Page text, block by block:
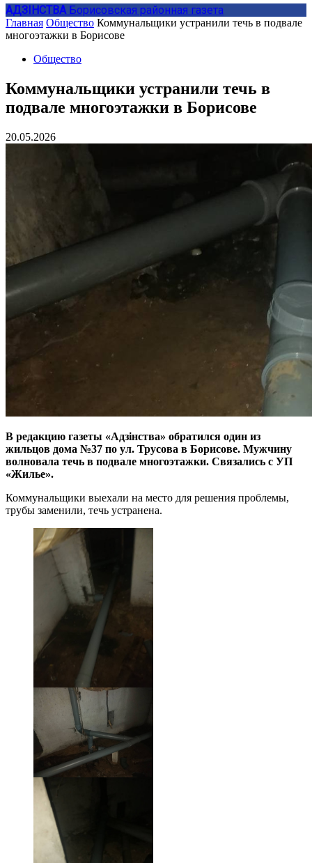
АДЗIНСТВА Борисовская районная газета
Главная Общество Коммунальщики устранили течь в подвале
многоэтажки в Борисове
Общество
Коммунальщики устранили течь в
подвале многоэтажки в Борисове
20.05.2026
В редакцию газеты «Адзiнства» обратился один из
жильцов дома №37 по ул. Трусова в Борисове. Мужчину
волновала течь в подвале многоэтажки. Связались с УП
«Жилье».
Коммунальщики выехали на место для решения проблемы,
трубы заменили, течь устранена.